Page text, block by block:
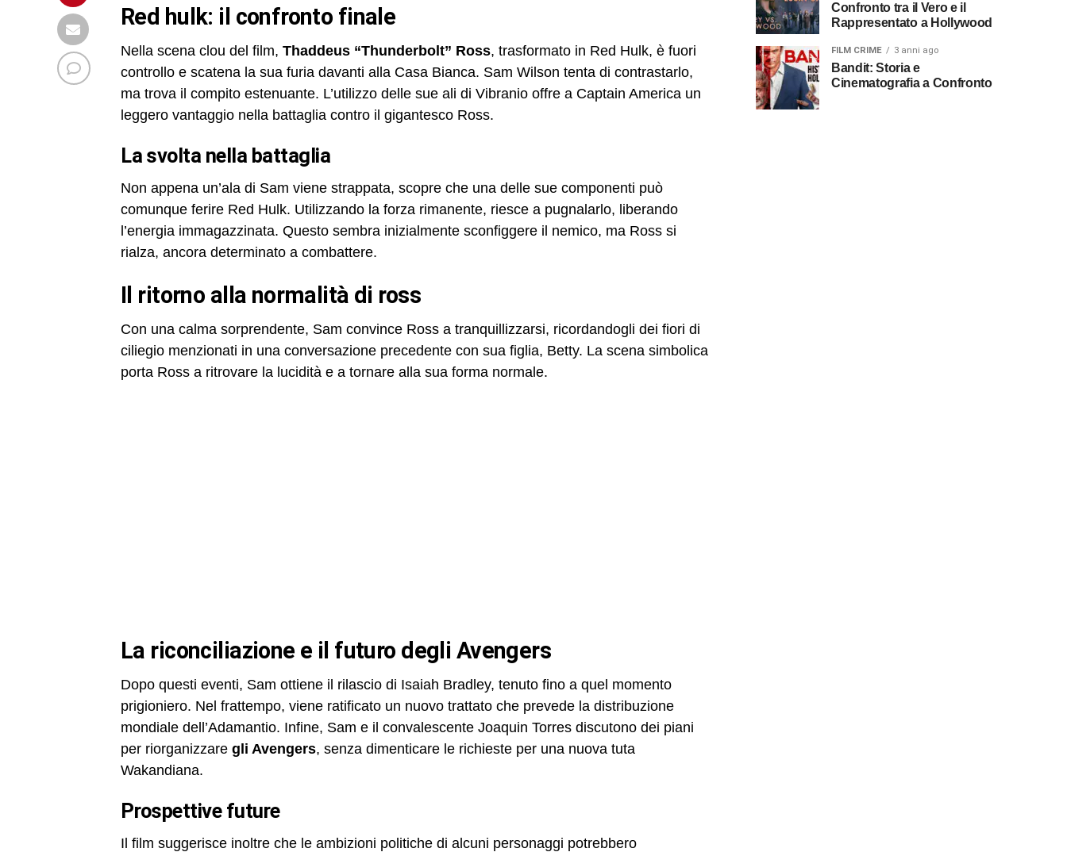
red hulk: il confronto finale
Nella scena clou del film, Thaddeus “Thunderbolt” Ross, trasformato in Red Hulk, è fuori
controllo e scatena la sua furia davanti alla Casa Bianca. Sam Wilson tenta di contrastarlo,
ma trova il compito estenuante. L’utilizzo delle sue ali di Vibranio offre a Captain America un
leggero vantaggio nella battaglia contro il gigantesco Ross.
la svolta nella battaglia
Non appena un’ala di Sam viene strappata, scopre che una delle sue componenti può
comunque ferire Red Hulk. Utilizzando la forza rimanente, riesce a pugnalarlo, liberando
l’energia immagazzinata. Questo sembra inizialmente sconfiggere il nemico, ma Ross si
rialza, ancora determinato a combattere.
il ritorno alla normalità di ross
Con una calma sorprendente, Sam convince Ross a tranquillizzarsi, ricordandogli dei fiori di
ciliegio menzionati in una conversazione precedente con sua figlia, Betty. La scena simbolica
porta Ross a ritrovare la lucidità e a tornare alla sua forma normale.
la riconciliazione e il futuro degli Avengers
Dopo questi eventi, Sam ottiene il rilascio di Isaiah Bradley, tenuto fino a quel momento
prigioniero. Nel frattempo, viene ratificato un nuovo trattato che prevede la distribuzione
mondiale dell’Adamantio. Infine, Sam e il convalescente Joaquin Torres discutono dei piani
per riorganizzare gli Avengers, senza dimenticare le richieste per una nuova tuta
Wakandiana.
prospettive future
Il film suggerisce inoltre che le ambizioni politiche di alcuni personaggi potrebbero
Confronto tra il Vero e il
Rappresentato a Hollywood
FILM CRIME 3 anni ago
Bandit: Storia e
Cinematografia a Confronto